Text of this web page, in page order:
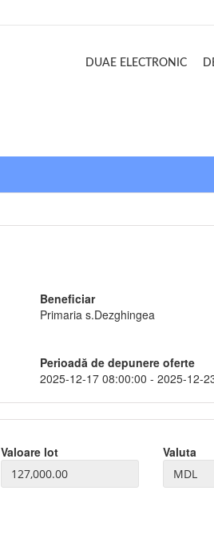
DUAE ELECTRONIC
Beneficiar
Primaria s.Dezghingea
Perioadă de depunere oferte
2025-12-17 08:00:00 - 2025-12-
Valoare lot Valuta